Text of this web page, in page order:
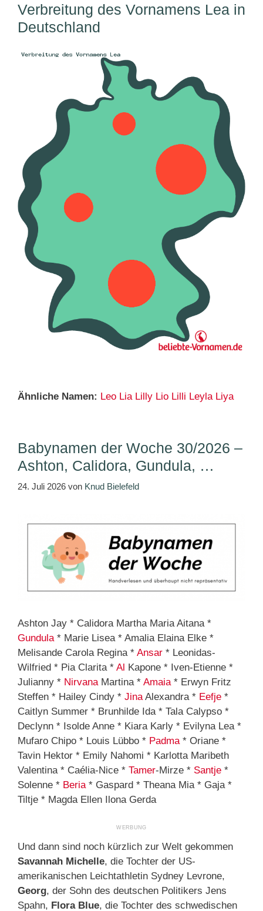
Verbreitung des Vornamens Lea in
Deutschland
Ähnliche Namen: Leo Lia Lilly Lio Lilli Leyla Liya
Babynamen der Woche 30/2026 –
Ashton, Calidora, Gundula, …
24. Juli 2026 von Knud Bielefeld
Ashton Jay * Calidora Martha Maria Aitana *
Gundula * Marie Lisea * Amalia Elaina Elke *
Melisande Carola Regina * Ansar * Leonidas-
Wilfried * Pia Clarita * Al Kapone * Iven-Etienne *
Julianny * Nirvana Martina * Amaia * Erwyn Fritz
Steffen * Hailey Cindy * Jina Alexandra * Eefje *
Caitlyn Summer * Brunhilde Ida * Tala Calypso *
Declynn * Isolde Anne * Kiara Karly * Evilyna Lea *
Mufaro Chipo * Louis Lübbo * Padma * Oriane *
Tavin Hektor * Emily Nahomi * Karlotta Maribeth
Valentina * Caélia-Nice * Tamer-Mirze * Santje *
Solenne * Beria * Gaspard * Theana Mia * Gaja *
Tiltje * Magda Ellen Ilona Gerda
Und dann sind noch kürzlich zur Welt gekommen
Savannah Michelle, die Tochter der US-
amerikanischen Leichtathletin Sydney Levrone,
Georg, der Sohn des deutschen Politikers Jens
Spahn, Flora Blue, die Tochter des schwedischen